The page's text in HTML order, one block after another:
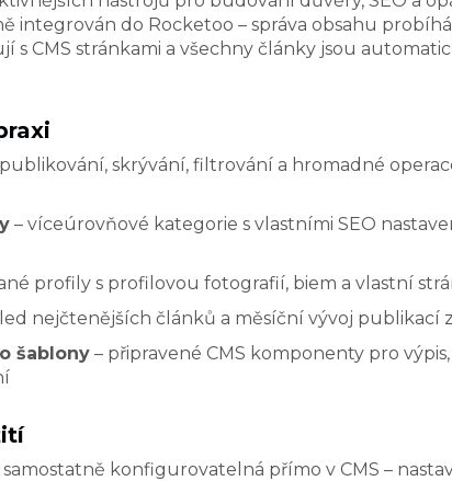
integrován do Rocketoo – správa obsahu
s CMS stránkami a všechny články jsou
skrývání, filtrování a hromadné
– víceúrovňové kategorie s vlastními SEO
profily s profilovou fotografií, biem a vlastní
nejčtenějších článků a měsíční vývoj publikací
šablony – připravené CMS komponenty pro
konfigurovatelná přímo v CMS –